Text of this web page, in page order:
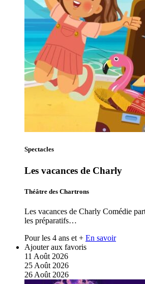
Spectacles
Les vacances de Charly
Théâtre des Chartrons
Les vacances de Charly Comédie
les préparatifs…
Pour les 4 ans et + En savoir
Ajouter aux favoris
11 Août 2026
25 Août 2026
26 Août 2026